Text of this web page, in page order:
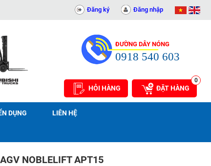
- 0311414081 Đăng ký Đăng nhập
ĐƯỜNG DÂY NÓNG
0918 540 603
HỎI HÀNG ĐẶT HÀNG
0
DỤNG LIÊN HỆ
NOBLELIFT APT15